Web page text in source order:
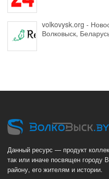
volkovysk.org -
Волковыск,
Данный ресурс — продукт
так или иначе посвящен городу
району, его жителям и истории.